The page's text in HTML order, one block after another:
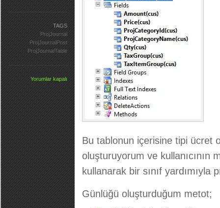
Bu tablonun içerisine tipi ücret
oluşturuyorum ve
kullanarak bir sınıf
Günlüğü oluşturduğum metot;
TAGS
ProjJournal
ProjJournalPost
ProjJournalTable
Yorumlar kapalı